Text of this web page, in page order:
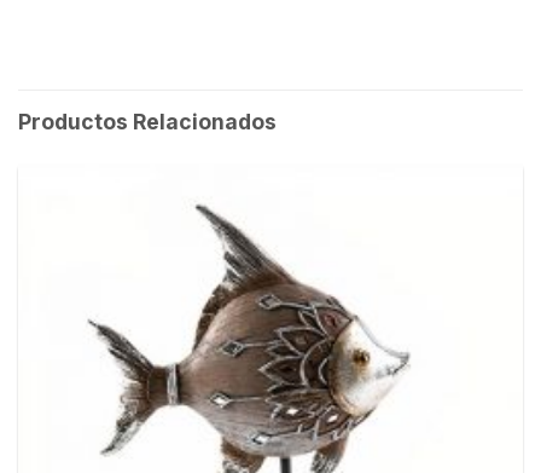
Productos Relacionados